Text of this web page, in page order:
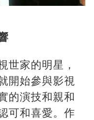
世家的明星，
開始參與影視
的演技和親和
可和喜愛。作